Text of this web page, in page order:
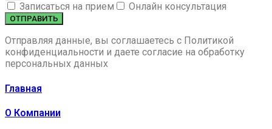
Записаться на прием Онлайн консультация
ОТПРАВИТЬ
Отправляя данные, вы соглашаетесь c Политикой
конфиденциальности и даете согласие на обработку
персональных данных
Главная
О Компании